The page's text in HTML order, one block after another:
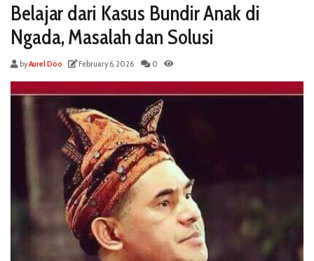
Belajar dari Kasus Bundir Anak di
Ngada, Masalah dan Solusi
byAurel Doo February 6, 2026 0